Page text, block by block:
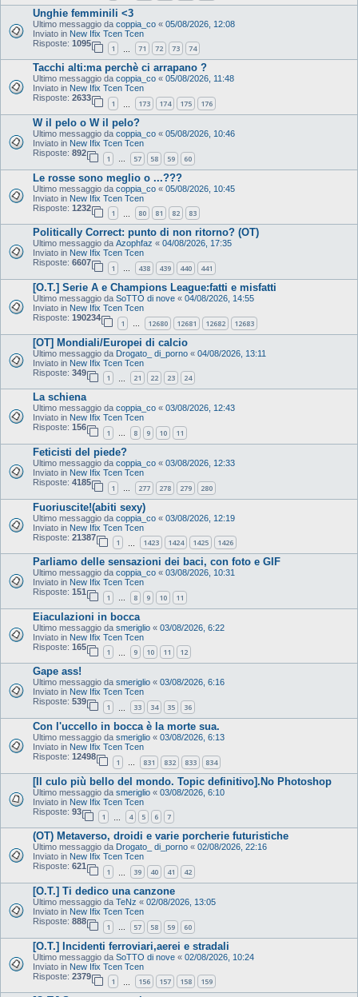
Unghie femminili <3
Ultimo messaggio da coppia_co « 05/08/2026, 12:08
Inviato in New Ifix Tcen Tcen
Risposte: 1095
1 71 72 73 74
Tacchi alti:ma perchè ci arrapano ?
Ultimo messaggio da coppia_co « 05/08/2026, 11:48
Inviato in New Ifix Tcen Tcen
Risposte: 2633
1 173 174 175 176
W il pelo o W il pelo?
Ultimo messaggio da coppia_co « 05/08/2026, 10:46
Inviato in New Ifix Tcen Tcen
Risposte: 892
1 … 57 58 59 60
Le rosse sono meglio o ...???
Ultimo messaggio da coppia_co « 05/08/2026, 10:45
Inviato in New Ifix Tcen Tcen
Risposte: 1232
1 80 81 82 83
Politically Correct: punto di non ritorno? (OT)
Ultimo messaggio da Azophfaz « 04/08/2026, 17:35
Inviato in New Ifix Tcen Tcen
Risposte: 6607
1 … 438 439 440 441
[O.T.] Serie A e Champions League:fatti e misfatti
Ultimo messaggio da SoTTO di nove « 04/08/2026, 14:55
Inviato in New Ifix Tcen Tcen
Risposte: 190234
1 … 12680 12681 12682 12683
[OT] Mondiali/Europei di calcio
Ultimo messaggio da Drogato_ di_porno « 04/08/2026, 13:11
Inviato in New Ifix Tcen Tcen
Risposte: 349
1 21 22 23 24
La schiena
Ultimo messaggio da coppia_co « 03/08/2026, 12:43
Inviato in New Ifix Tcen Tcen
Risposte: 156
1 … 8 9 10 11
Feticisti del piede?
Ultimo messaggio da coppia_co « 03/08/2026, 12:33
Inviato in New Ifix Tcen Tcen
Risposte: 4185
1 … 277 278 279 280
Fuoriuscite!(abiti sexy)
Ultimo messaggio da coppia_co « 03/08/2026, 12:19
Inviato in New Ifix Tcen Tcen
Risposte: 21387
1 1423 1424 1425 1426
Parliamo delle sensazioni dei baci, con foto e GIF
Ultimo messaggio da coppia_co « 03/08/2026, 10:31
Inviato in New Ifix Tcen Tcen
Risposte: 151
1 … 8 9 10 11
Eiaculazioni in bocca
Ultimo messaggio da smeriglio « 03/08/2026, 6:22
Inviato in New Ifix Tcen Tcen
Risposte: 165
1 9 10 11 12
Gape ass!
Ultimo messaggio da smeriglio « 03/08/2026, 6:16
Inviato in New Ifix Tcen Tcen
Risposte: 539
1 33 34 35 36
Con l'uccello in bocca è la morte sua.
Ultimo messaggio da smeriglio « 03/08/2026, 6:13
Inviato in New Ifix Tcen Tcen
Risposte: 12498
1 … 831 832 833 834
[Il culo più bello del mondo. Topic definitivo].No Photoshop
Ultimo messaggio da smeriglio « 03/08/2026, 6:10
Inviato in New Ifix Tcen Tcen
Risposte: 93
1 4 5 6 7
(OT) Metaverso, droidi e varie porcherie futuristiche
Ultimo messaggio da Drogato_ di_porno « 02/08/2026, 22:16
Inviato in New Ifix Tcen Tcen
Risposte: 621
1 39 40 41 42
[O.T.] Ti dedico una canzone
Ultimo messaggio da TeNz « 02/08/2026, 13:05
Inviato in New Ifix Tcen Tcen
Risposte: 888
1 … 57 58 59 60
[O.T.] Incidenti ferroviari,aerei e stradali
Ultimo messaggio da SoTTO di nove « 02/08/2026, 10:24
Inviato in New Ifix Tcen Tcen
Risposte: 2379
1 156 157 158 159